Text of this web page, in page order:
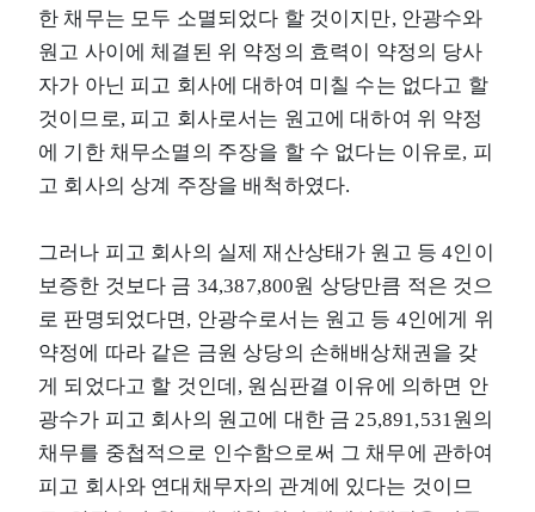
한 채무는 모두 소멸되었다 할 것이지만, 안광수와
원고 사이에 체결된 위 약정의 효력이 약정의 당사
자가 아닌 피고 회사에 대하여 미칠 수는 없다고 할
것이므로, 피고 회사로서는 원고에 대하여 위 약정
에 기한 채무소멸의 주장을 할 수 없다는 이유로, 피
고 회사의 상계 주장을 배척하였다.
그러나 피고 회사의 실제 재산상태가 원고 등 4인이
보증한 것보다 금 34,387,800원 상당만큼 적은 것으
로 판명되었다면, 안광수로서는 원고 등 4인에게 위
약정에 따라 같은 금원 상당의 손해배상채권을 갖
게 되었다고 할 것인데, 원심판결 이유에 의하면 안
광수가 피고 회사의 원고에 대한 금 25,891,531원의
채무를 중첩적으로 인수함으로써 그 채무에 관하여
피고 회사와 연대채무자의 관계에 있다는 것이므